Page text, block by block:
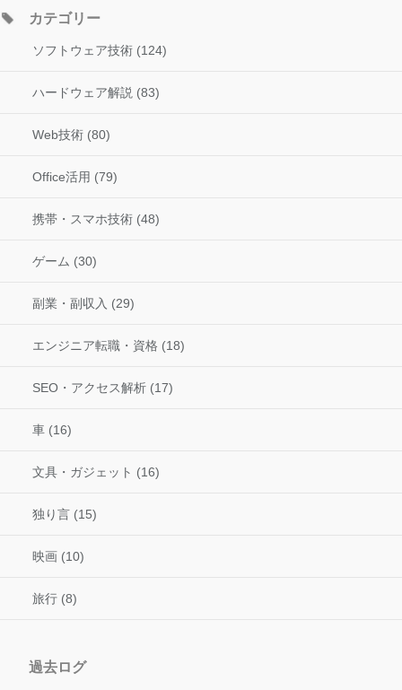
カテゴリー
ソフトウェア技術 (124)
ハードウェア解説 (83)
Web技術 (80)
Office活用 (79)
携帯・スマホ技術 (48)
ゲーム (30)
副業・副収入 (29)
エンジニア転職・資格 (18)
SEO・アクセス解析 (17)
車 (16)
文具・ガジェット (16)
独り言 (15)
映画 (10)
旅行 (8)
過去ログ